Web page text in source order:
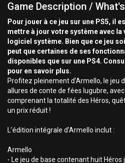
Game Description /
Pour jouer à ce jeu sur une PS5, il
mettre à jour votre système avec la
logiciel système. Bien que ce jeu
peut que certaines de ses
disponibles que sur une PS4.
pour en savoir plus.
Profitez pleinement d’Armello, le jeu
allures de conte de fées lugubre,
comprenant la totalité des Héros,
un prix réduit !
L’édition intégrale d’Armello inclut :
Armello
- Le jeu de base contenant huit